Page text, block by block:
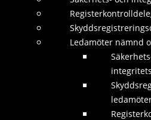
För att matcha en exakt fras, använd
Ledamöter nämnd